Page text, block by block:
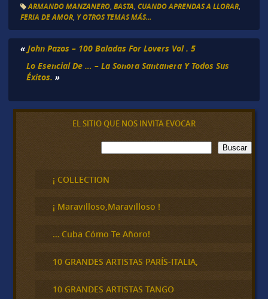
ARMANDO MANZANERO, BASTA CUANDO APRENDAS A LLORAR,
FERIA DE AMOR, Y OTROS TEMAS MÁS...
« John Pazos – 100 Baladas For Lovers Vol . 5
Lo Esencial De … – La Sonora Santanera Y Todos Sus
Éxitos. »
EL SITIO QUE NOS INVITA EVOCAR
B
u
c
a
Buscar
¡ COLLECTION
¡ Maravilloso,Maravilloso !
… Cuba Cómo Te Añoro!
10 GRANDES ARTISTAS PARÍS-ITALIA,
10 GRANDES ARTISTAS TANGO